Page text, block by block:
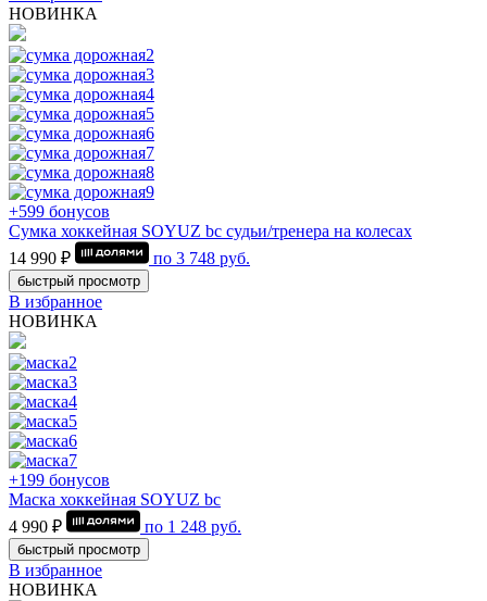
НОВИНКА
+599 бонусов
Сумка хоккейная SOYUZ bc судьи/тренера на колесах
14 990 ₽
по 3 748 руб.
быстрый просмотр
В избранное
НОВИНКА
+199 бонусов
Маска хоккейная SOYUZ bc
4 990 ₽
по 1 248 руб.
быстрый просмотр
В избранное
НОВИНКА